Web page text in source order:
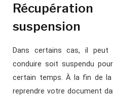
suspension
Dans certains cas, il peut
conduire soit suspendu
certain temps. À la fin de
reprendre votre document